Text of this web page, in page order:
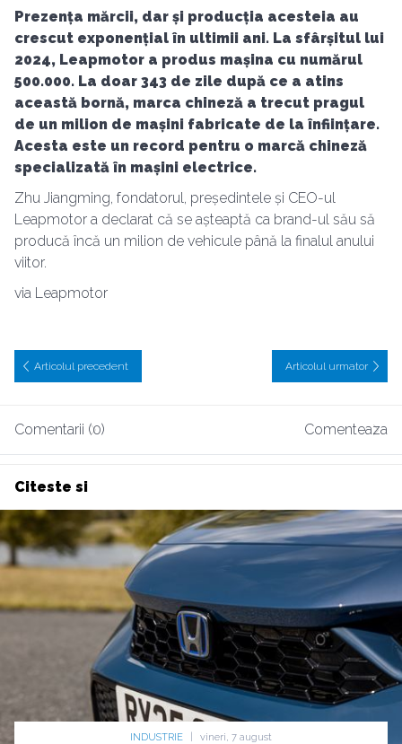
Prezența mărcii, dar și producția acesteia au
crescut exponențial în ultimii ani. La sfârșitul lui
2024, Leapmotor a produs mașina cu numărul
500.000. La doar 343 de zile după ce a atins
această bornă, marca chineză a trecut pragul
de un milion de mașini fabricate de la înființare.
Acesta este un record pentru o marcă chineză
specializată în mașini electrice.
Zhu Jiangming, fondatorul, președintele și CEO-ul
Leapmotor a declarat că se așteaptă ca brand-ul său să
producă încă un milion de vehicule până la finalul anului
viitor.
via Leapmotor
Articolul precedent Articolul urmator
Comentarii (0) Comenteaza
Citeste si
INDUSTRIE vineri, 7 august